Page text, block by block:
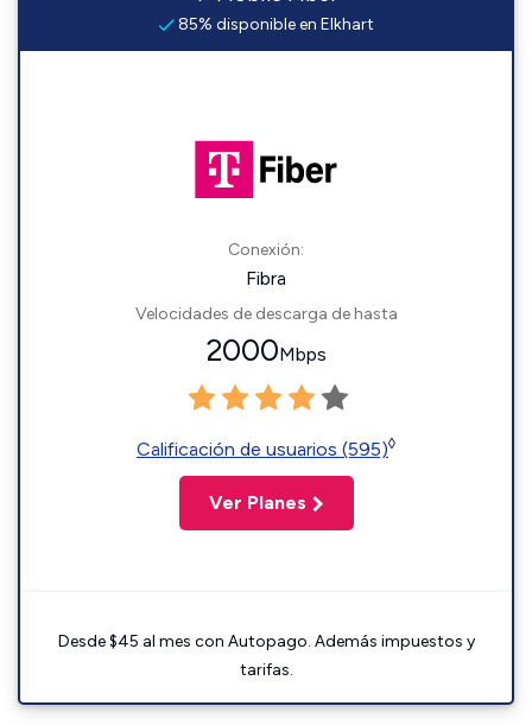
85% disponible en Elkhart
Conexión:
Fibra
Velocidades de descarga de hasta
2000Mbps
Calificación de usuarios (595)◊
Ver Planes
Desde $45 al mes con Autopago. Además impuestos y
tarifas.